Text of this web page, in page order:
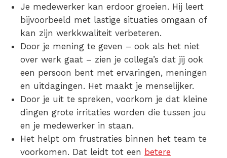
Je medewerker kan erdoor groeien. Hij leert
bijvoorbeeld met lastige situaties omgaan of
kan zijn werkkwaliteit verbeteren.
Door je mening te geven – ook als het niet
over werk gaat – zien je collega’s dat jij ook
een persoon bent met ervaringen, meningen
en uitdagingen. Het maakt je menselijker.
Door je uit te spreken, voorkom je dat kleine
dingen grote irritaties worden die tussen jou
en je medewerker in staan.
Het helpt om frustraties binnen het team te
voorkomen. Dat leidt tot een betere